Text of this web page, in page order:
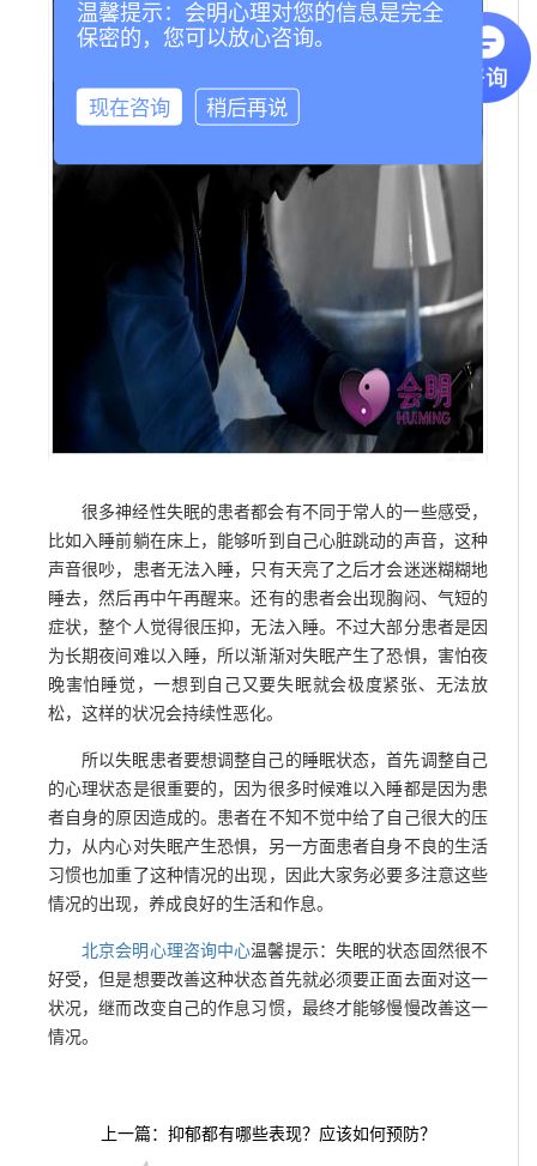
很多神经性失眠的患者都会有不同于常人的一些感受，
比如入睡前躺在床上，能够听到自己心脏跳动的声音，这种
声音很吵，患者无法入睡，只有天亮了之后才会迷迷糊糊地
睡去，然后再中午再醒来。还有的患者会出现胸闷、气短的
症状，整个人觉得很压抑，无法入睡。不过大部分患者是因
为长期夜间难以入睡，所以渐渐对失眠产生了恐惧，害怕夜
晚害怕睡觉，一想到自己又要失眠就会极度紧张、无法放
松，这样的状况会持续性恶化。
所以失眠患者要想调整自己的睡眠状态，首先调整自己
的心理状态是很重要的，因为很多时候难以入睡都是因为患
者自身的原因造成的。患者在不知不觉中给了自己很大的压
力，从内心对失眠产生恐惧，另一方面患者自身不良的生活
习惯也加重了这种情况的出现，因此大家务必要多注意这些
情况的出现，养成良好的生活和作息。
北京会明心理咨询中心温馨提示：失眠的状态固然很不
好受，但是想要改善这种状态首先就必须要正面去面对这一
状况，继而改变自己的作息习惯，最终才能够慢慢改善这一
情况。
上一篇：抑郁都有哪些表现？应该如何预防？
温馨提示：会明心理对您的信息是完全
保密的，您可以放心咨询。
现在咨询 稍后再说